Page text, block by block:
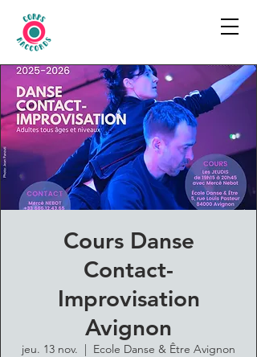
Cours Danse
Contact-
Improvisation
Avignon
jeu. 13 nov.
  |
Ecole Danse & Être Avignon